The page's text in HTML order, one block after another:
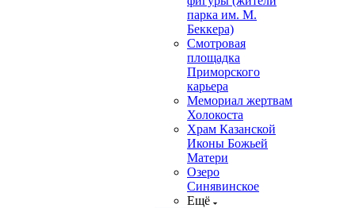
парка им. М.
Беккера)
Смотровая
площадка
Приморского
карьера
Мемориал жертвам
Холокоста
Храм Казанской
Иконы Божьей
Матери
Озеро
Синявинское
Ещё